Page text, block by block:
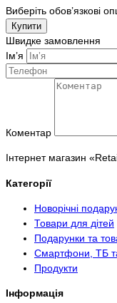
Виберіть обов’язкові
Купити
Швидке замовлення
Ім’я
Коментар
Інтернет магазин
Категорії
Новорічні
Товари для дітей
Подарунки та
Смартфони, ТБ
Продукти
Інформація